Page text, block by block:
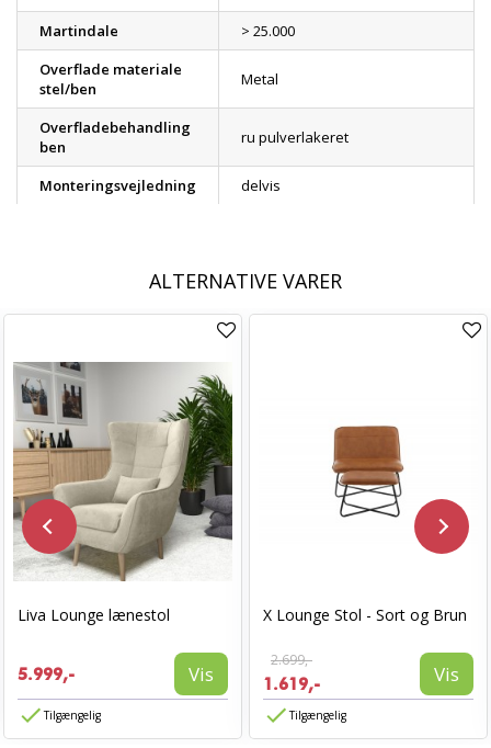
Martindale
> 25.000
Overflade materiale
stel/ben
Metal
Overfladebehandling
ben
ru pulverlakeret
Monteringsvejledning delvis
ALTERNATIVE VARER
Liva Lounge lænestol
5.999,- Vis
Tilgængelig
X Lounge Stol - Sort og Brun
2.699,-
1.619,- Vis
Tilgængelig